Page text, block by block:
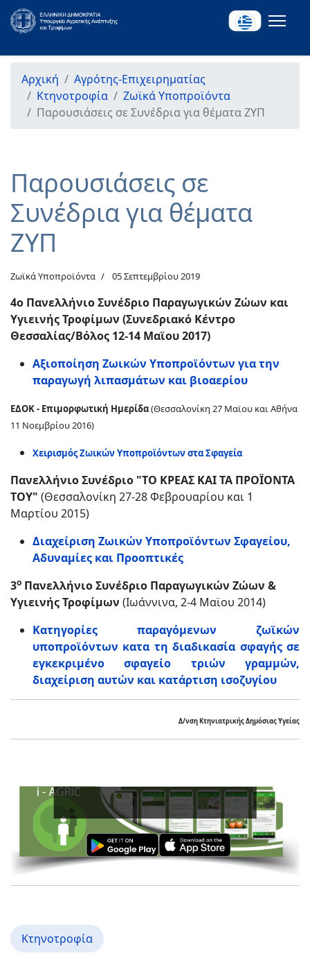
Αρχική
Αγρότης-Επιχειρηματίας
Κτηνοτροφία
Ζωϊκά Υποπροϊόντα
Παρουσιάσεις σε Συνέδρια για θέματα ΖΥΠ
Παρουσιάσεις σε
Συνέδρια για θέματα
ΖΥΠ
Ζωϊκά Υποπροϊόντα 05 Σεπτεμβρίου 2019
4ο Πανελλήνιο Συνέδριο Παραγωγικών Ζώων και
Υγιεινής Τροφίμων (Συνεδριακό Κέντρο
Θεσσαλίας/Βόλος 12-14 Μαϊου 2017)
Αξιοποίηση Ζωικών Υποπροϊόντων για την
παραγωγή λιπασμάτων και βιοαερίου
ΕΔΟΚ - Επιμορφωτική Ημερίδα(Θεσσαλονίκη 27 Μαϊου και Αθήνα
11 Νοεμβρίου 2016)
Χειρισμός Ζωικών Υποπροϊόντων στα Σφαγεία
Πανελλήνιο Συνέδριο "ΤΟ ΚΡΕΑΣ ΚΑΙ ΤΑ ΠΡΟΪΟΝΤΑ
ΤΟΥ" (Θεσσαλονίκη 27-28 Φεβρουαρίου και 1
Μαρτίου 2015)
Διαχείριση Ζωικών Υποπροϊόντων Σφαγείου,
Αδυναμίες και Προοπτικές
3ο Πανελλήνιο Συνέδριο Παραγωγικών Ζώων &
Υγιεινής Τροφίμων (Ιωάννινα, 2-4 Μαϊου 2014)
Κατηγορίες παραγόμενων ζωϊκών
υποπροϊόντων κατα τη διαδικασία σφαγής σε
εγκεκριμένο σφαγείο τριών γραμμών,
διαχείριση αυτών και κατάρτιση ισοζυγίου
Δ/νση Κτηνιατρικής Δημόσιας Υγείας
Κτηνοτροφία